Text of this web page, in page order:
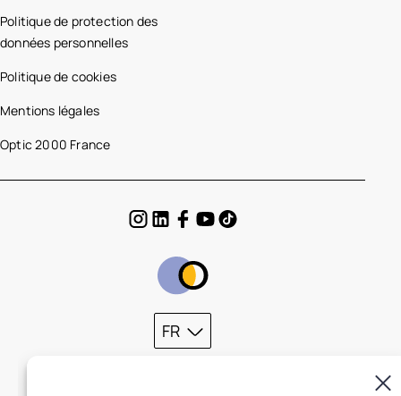
Politique de protection des
données personnelles
Politique de cookies
Mentions légales
Optic 2000 France
FR